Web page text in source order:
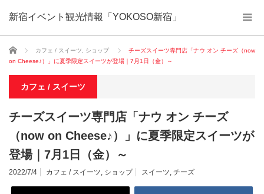
新宿イベント観光情報「YOKOSO新宿」
ホーム カフェ / スイーツ ショップ
チーズスイーツ専門店「ナウ オン チーズ（now
on Cheese♪）」に夏季限定スイーツが登場｜7月1日（金）～
カフェ / スイーツ
チーズスイーツ専門店「ナウ オン チーズ
（now on Cheese♪）」に夏季限定スイーツが
登場｜7月1日（金）～
2022/7/4 カフェ / スイーツ, ショップ スイーツ, チーズ